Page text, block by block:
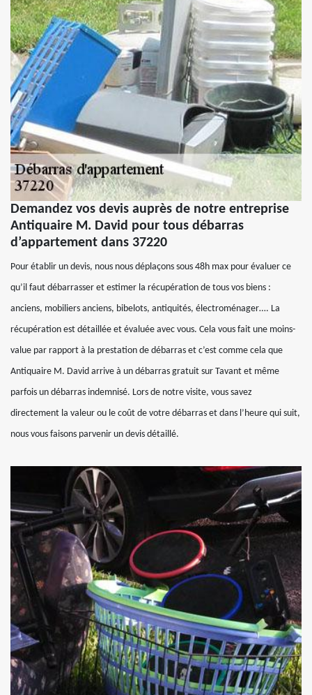
Demandez vos devis auprès de notre entreprise
Antiquaire M. David pour tous débarras
d’appartement dans 37220
Pour établir un devis, nous nous déplaçons sous 48h max pour évaluer ce
qu’il faut débarrasser et estimer la récupération de tous vos biens :
anciens, mobiliers anciens, bibelots, antiquités, électroménager…. La
récupération est détaillée et évaluée avec vous. Cela vous fait une moins-
value par rapport à la prestation de débarras et c’est comme cela que
Antiquaire M. David arrive à un débarras gratuit sur Tavant et même
parfois un débarras indemnisé. Lors de notre visite, vous savez
directement la valeur ou le coût de votre débarras et dans l’heure qui suit,
nous vous faisons parvenir un devis détaillé.